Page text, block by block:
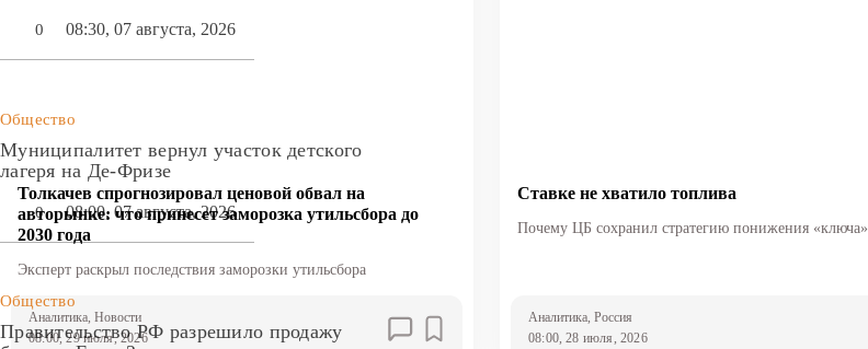
0 08:30, 07 августа, 2026
Общество
Муниципалитет вернул участок детского
лагеря на Де-Фризе
0 08:00, 07 августа, 2026
Общество
Правительство РФ разрешило продажу
Толкачев спрогнозировал ценовой обвал на
авторынке: что принесет заморозка утильсбора до
2030 года
Эксперт раскрыл последствия заморозки утильсбора
Аналитика , Новости
08:00, 29 июля, 2026
Ставке не хватило топлива
Почему ЦБ сохранил стратегию понижения «ключа»
Аналитика, Россия
08:00, 28 июля, 2026